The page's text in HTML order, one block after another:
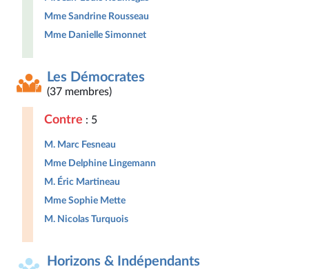
Mme Sandrine Rousseau
Mme Danielle Simonnet
Les Démocrates
(37 membres)
Contre : 5
M. Marc Fesneau
Mme Delphine Lingemann
M. Éric Martineau
Mme Sophie Mette
M. Nicolas Turquois
Horizons & Indépendants